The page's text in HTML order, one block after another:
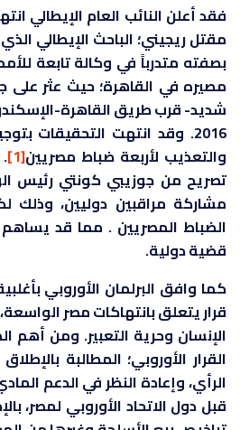
فقد أعلن النائب العام الإيطالي
بصفته متدرباً في وكالة تابعة
مصيره في القاهرة؛ حيث عثر على
2016. وقد انتهت التحقيقات
والتعذيب لأربعة ضباط مصريين[1]
.
تصريح من جوزيبي كونتي رئيس
مشاركة مراقبين دوليين، وذلك
الضباط المصريين . مما قد
قضية دولية.
قرار يتعلق بانتهاكات مصر
الإنسان وحرية التعبير. ومن أهم
القرار الأوروبي؛ المطالبة
الرأي، وإعادة النظر في الدعم
قبل دول الاتحاد الأوروبي لمصر،